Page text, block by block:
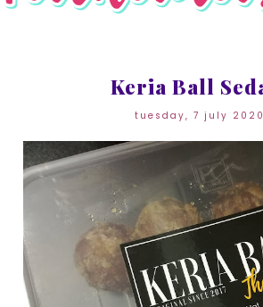
Keria Ball
tuesday, 7 july 2020